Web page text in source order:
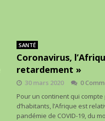
SANTÉ
Coronavirus,
retardement »
30 mars 2020
0
Pour un continent qui compte
d’habitants, l’Afrique est
pandémie de COVID-19, du